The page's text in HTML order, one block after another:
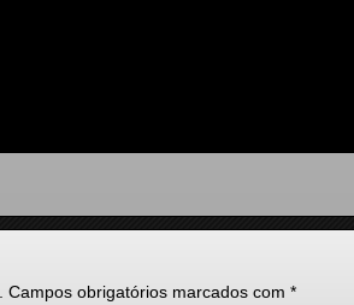
Campos obrigatórios marcados com *